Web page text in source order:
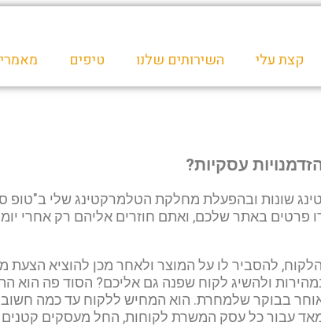
קצת עלי השירותים שלנו טיפים
עסקיות?
שונות ובהפעלת מחלקת הטלמרקטינג שלי ב"טופ
פרטים באתר שלכם, ואתם חוזרים אליהם רק אחרי
הלקוח, להסביר לו על המוצר ולאחר מכן להוציא
ולהשיג לקוח שפנה גם אליכם? הסוד פה הוא
בבוקר שלמחרת. הוא המחיש ללקוח עד כמה
מאד עבור כל עסק המשרת לקוחות, החל מעסקים קטנים